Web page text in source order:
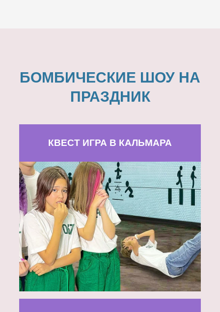
БОМБИЧЕСКИЕ ШОУ НА
ПРАЗДНИК
КВЕСТ ИГРА В КАЛЬМАРА